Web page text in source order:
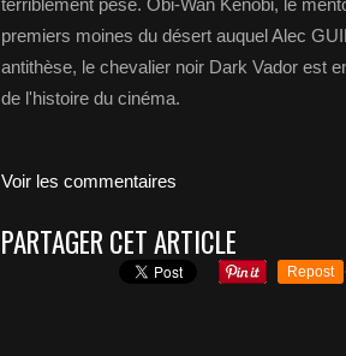
terriblement pesé. Obi-Wan Kenobi, le
premiers moines du désert auquel Alec
antithèse, le chevalier noir Dark Vador est
de l'histoire du cinéma.
Voir les commentaires
PARTAGER CET ARTICLE
Repost